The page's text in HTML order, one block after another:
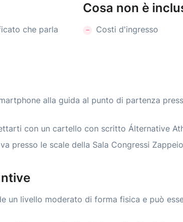
che parla
Cosa non è
Costi d'ingresso
alla guida al punto di partenza
con un cartello con scritto Álternative
presso le scale della Sala Congressi
un livello moderato di forma fisica e può